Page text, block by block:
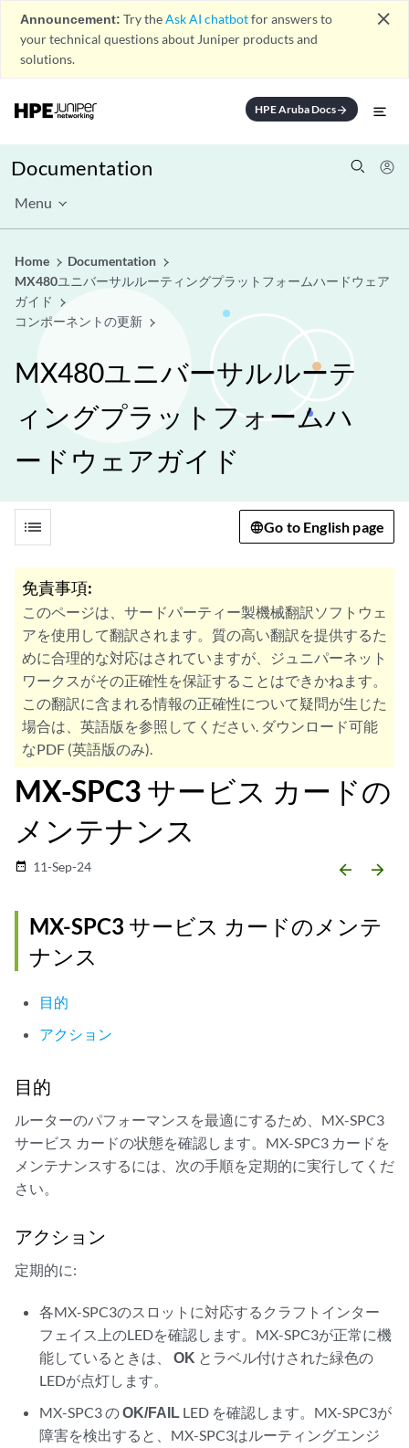
Announcement: Try theAsk AI chatbotfor answers to
your technical questions about Juniper products and
solutions.
close
HPE Aruba Docsarrow_forward
Documentation
Menu
Home
Documentation
MX480ユニバーサルルーティングプラットフォームハードウェア
ガイド
コンポーネントの更新
MX480ユニバーサルルーテ
ィングプラットフォームハ
ードウェアガイド
list Go to English page
免責事項:
このページは、サードパーティー製機械翻訳ソフトウェ
アを使用して翻訳されます。質の高い翻訳を提供するた
めに合理的な対応はされていますが、ジュニパーネット
ワークスがその正確性を保証することはできかねます。
この翻訳に含まれる情報の正確性について疑問が生じた
場合は、英語版を参照してください. ダウンロード可能
なPDF (英語版のみ).
MX-SPC3 サービス カードの
メンテナンス
date_range 11-Sep-24 arrow_backward arrow_forward
MX-SPC3 サービス カードのメンテ
ナンス
目的
アクション
目的
ルーターのパフォーマンスを最適にするため、MX-SPC3
サービス カードの状態を確認します。MX-SPC3 カードを
メンテナンスするには、次の手順を定期的に実行してくだ
さい。
アクション
定期的に:
各MX-SPC3のスロットに対応するクラフトインター
フェイス上のLEDを確認します。MX-SPC3が正常に機
能しているときは、OK とラベル付けされた緑色の
LEDが点灯します。
MX-SPC3 のOK/FAIL LED を確認します。MX-SPC3が
障害を検出すると、MX-SPC3はルーティングエンジ